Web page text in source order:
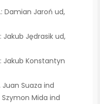
Damian Jaroń ud,
Jakub Jędrasik ud,
Jakub Konstantyn
Juan Suaza ind
Szymon Mida ind